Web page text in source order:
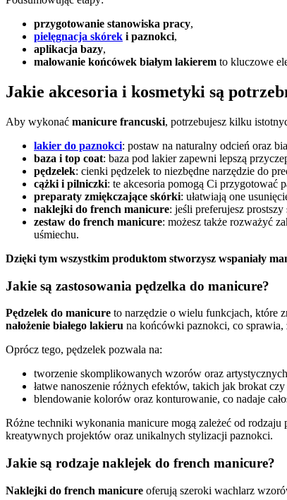
przygotowanie stanowiska pracy,
pielęgnacja skórek i paznokci,
aplikacja bazy,
malowanie końcówek białym lakierem to kluczowe
Jakie akcesoria i kosmetyki są
Aby wykonać manicure francuski, potrzebujesz kilku
lakier do paznokci: postaw na naturalny odcień oraz
baza i top coat: baza pod lakier zapewni lepszą
pędzelek: cienki pędzelek to niezbędne narzędzie do
cążki i pilniczki: te akcesoria pomogą Ci przygotować
preparaty zmiękczające skórki: ułatwiają one
naklejki do french manicure: jeśli preferujesz
zestaw do french manicure: możesz także rozważyć
uśmiechu.
Dzięki tym wszystkim produktom stworzysz wspaniały
Jakie są zastosowania pędzelka do manicure?
Pędzelek do manicure to narzędzie o wielu funkcjach, które
nałożenie białego lakieru na końcówki paznokci, co sprawia,
Oprócz tego, pędzelek pozwala na:
tworzenie skomplikowanych wzorów oraz
łatwe nanoszenie różnych efektów, takich jak brokat czy
blendowanie kolorów oraz konturowanie, co nadaje
Różne techniki wykonania manicure mogą zależeć od rodzaju
kreatywnych projektów oraz unikalnych stylizacji paznokci.
Jakie są rodzaje naklejek do french manicure?
Naklejki do french manicure oferują szeroki wachlarz